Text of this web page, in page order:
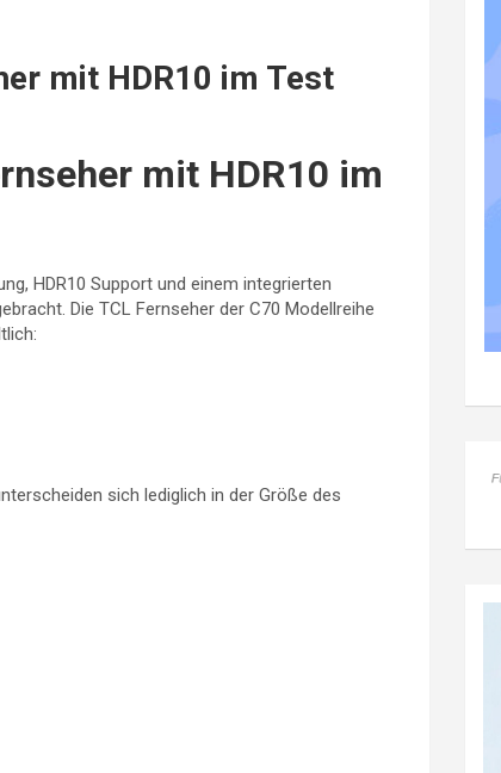
mit HDR10 im Test
mit HDR10 im
HDR10 Support und einem integrierten
Die TCL Fernseher der C70 Modellreihe
sich lediglich in der Größe des